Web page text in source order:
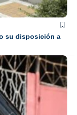
su disposición a